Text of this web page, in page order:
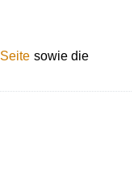
sowie die